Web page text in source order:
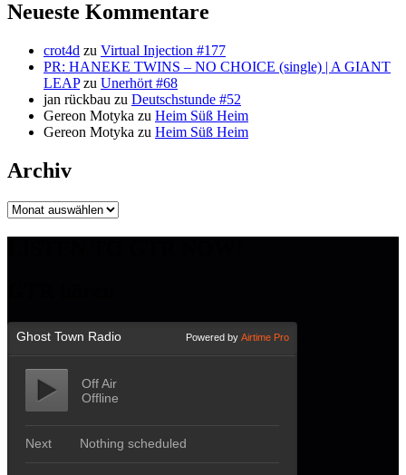
Neueste Kommentare
crot4d zu Virtual Injection #177
PR: HANEKE TWINS – NO CHOICE (single) | A GIANT
LEAPzu Unerhört #68
jan rückbau zu Deutschstunde #52
Gereon Motyka zu Heim Süß Heim
Gereon Motyka zu Heim Süß Heim
Archiv
Archiv